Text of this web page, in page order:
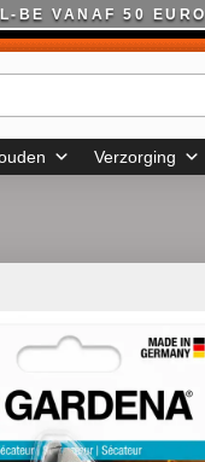
BE VANAF 50 EURO
Verzorging